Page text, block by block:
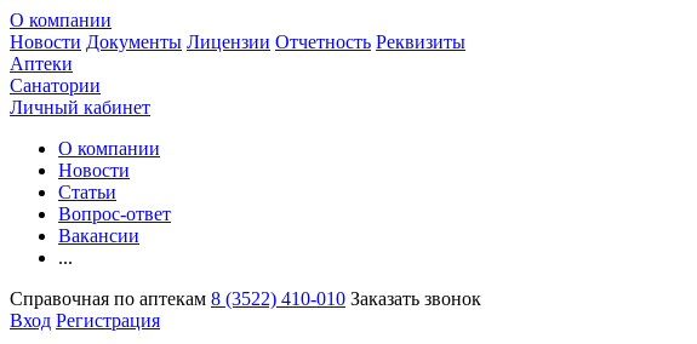
О компании
Новости Документы Лицензии Отчетность Реквизиты
Аптеки
Санатории
Личный кабинет
О компании
Новости
Статьи
Вопрос-ответ
Вакансии
...
Справочная по аптекам 8 (3522) 410-010 Заказать звонок
Вход Регистрация